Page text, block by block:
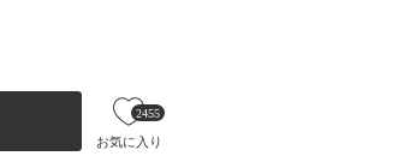
お気に入り
2455